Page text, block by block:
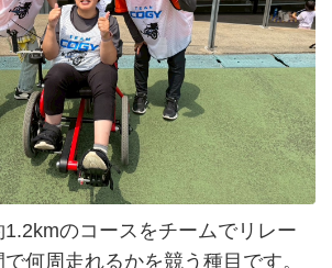
のコースをチームでリレー
何周走れるかを競う種目です。